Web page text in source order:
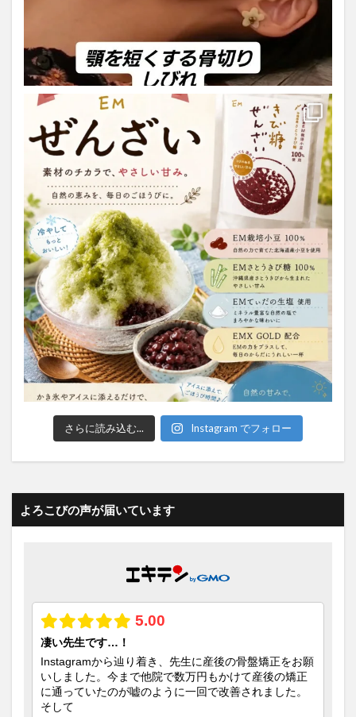
さらに読み込む... Instagram でフォロー
よろこびの声が届いています